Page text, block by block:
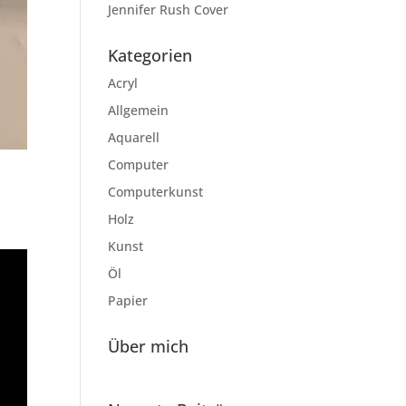
Jennifer Rush Cover
Kategorien
Acryl
Allgemein
Aquarell
Computer
Computerkunst
Holz
Kunst
Öl
Papier
Über mich